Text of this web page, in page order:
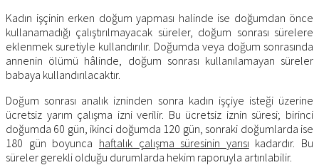
Kadın işçinin erken doğum yapması halinde ise doğumdan önce
kullanamadığı çalıştırılmayacak süreler, doğum sonrası sürelere
eklenmek suretiyle kullandırılır. Doğumda veya doğum sonrasında
annenin ölümü hâlinde, doğum sonrası kullanılamayan süreler
babaya kullandırılacaktır.
Doğum sonrası analık izninden sonra kadın işçiye isteği üzerine
ücretsiz yarım çalışma izni verilir. Bu ücretsiz iznin süresi; birinci
doğumda 60 gün, ikinci doğumda 120 gün, sonraki doğumlarda ise
180 gün boyunca haftalık çalışma süresinin yarısı kadardır. Bu
süreler gerekli olduğu durumlarda hekim raporuyla artırılabilir.